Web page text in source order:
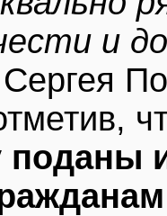
и
поданы